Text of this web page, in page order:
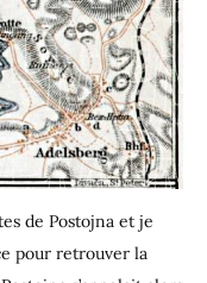
de Postojna et je
pour retrouver la